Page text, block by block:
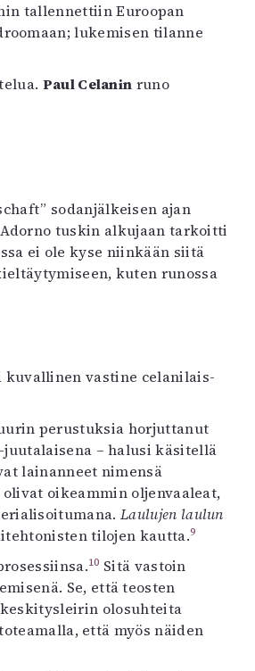
tallennettiin Euroopan
lukemisen tilanne
Paul Celanin runo
sodanjälkeisen ajan
tuskin alkujaan tarkoitti
ei ole kyse niinkään siitä
kuten runossa
vastine celanilais-
perustuksia horjuttanut
– halusi käsitellä
lainanneet nimensä
oikeammin oljenvaaleat,
Laulujen laulun
tilojen kautta.9
10 Sitä vastoin
Se, että teosten
olosuhteita
että myös näiden